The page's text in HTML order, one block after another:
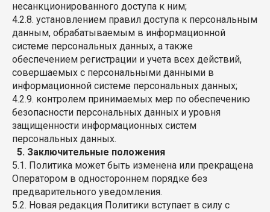
несанкционированного доступа к ним;
4.2.8. установлением правил доступа к персональным
данным, обрабатываемым в информационной
системе персональных данных, а также
обеспечением регистрации и учета всех действий,
совершаемых с персональными данными в
информационной системе персональных данных;
4.2.9. контролем принимаемых мер по обеспечению
безопасности персональных данных и уровня
защищенности информационных систем
персональных данных.
5. Заключительные положения
5.1. Политика может быть изменена или прекращена
Оператором в одностороннем порядке без
предварительного уведомления.
5.2. Новая редакция Политики вступает в силу с